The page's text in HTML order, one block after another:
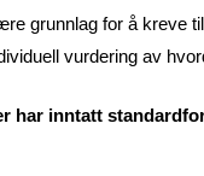
grunnlag for å kreve
vurdering av
har inntatt